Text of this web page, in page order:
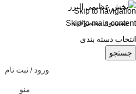
Skip to navigation
Skip to main content
انتخاب دسته بندی
جستجو
ورود / ثبت نام
منو